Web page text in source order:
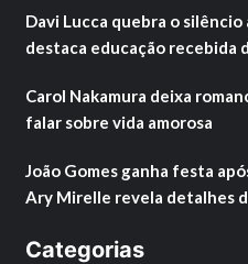
Davi Lucca quebra o silêncio
destaca educação recebida
Carol Nakamura deixa
falar sobre vida amorosa
João Gomes ganha festa
Ary Mirelle revela detalhes
Categorias